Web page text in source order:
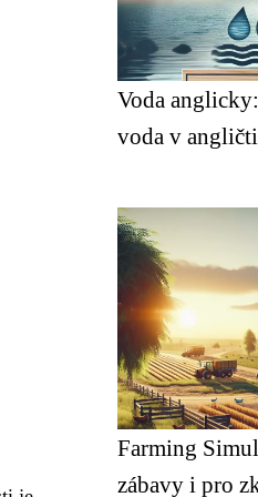
Voda
voda v
Farming
zábavy i pro